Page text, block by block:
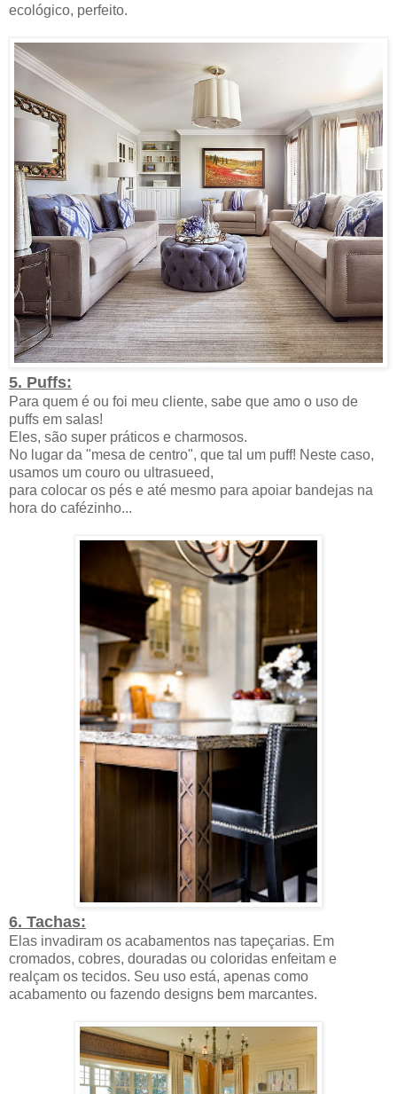
ecológico, perfeito.
5. Puffs:
Para quem é ou foi meu cliente, sabe que amo o uso de
puffs em salas!
Eles, são super práticos e charmosos.
No lugar da "mesa de centro", que tal um puff! Neste caso,
usamos um couro ou ultrasueed,
para colocar os pés e até mesmo para apoiar bandejas na
hora do cafézinho...
6. Tachas:
Elas invadiram os acabamentos nas tapeçarias. Em
cromados, cobres, douradas ou coloridas enfeitam e
realçam os tecidos. Seu uso está, apenas como
acabamento ou fazendo designs bem marcantes.